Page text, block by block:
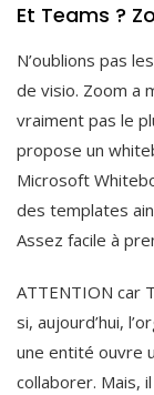
Et Teams ?
N’oublions pas
de visio. Zoom a
vraiment pas le
propose un
Microsoft
des templates
Assez facile à
ATTENTION car
si, aujourd’hui,
une entité ouvre
collaborer. Mais,